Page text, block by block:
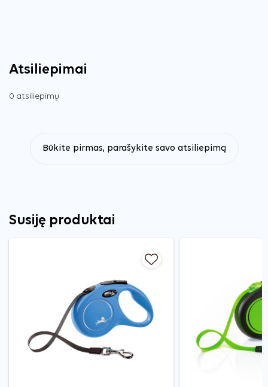
Atsiliepimai
0 atsiliepimų
Būkite pirmas, parašykite savo atsiliepimą
Susiję produktai